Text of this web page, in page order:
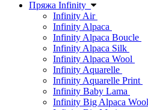
Пряжа Infinity
Infinity Air
Infinity Alpaca
Infinity Alpaca Boucle
Infinity Alpaca Silk
Infinity Alpaca Wool
Infinity Aquarelle
Infinity Aquarelle Print
Infinity Baby Lama
Infinity Big Alpaca Wool